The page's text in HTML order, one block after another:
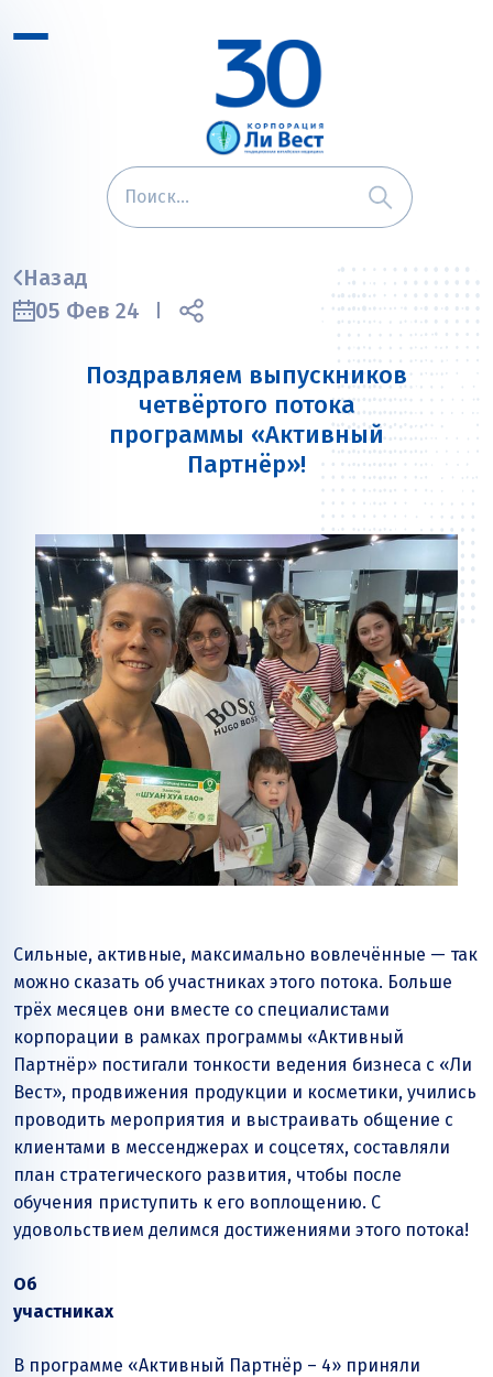
Назад
05 Фев 24
Поздравляем выпускников
четвёртого потока
программы «Активный
Партнёр»!
Сильные, активные, максимально вовлечённые — так
можно сказать об участниках этого потока. Больше
трёх месяцев они вместе со специалистами
корпорации в рамках программы «Активный
Партнёр» постигали тонкости ведения бизнеса с «Ли
Вест», продвижения продукции и косметики, учились
проводить мероприятия и выстраивать общение с
клиентами в мессенджерах и соцсетях, составляли
план стратегического развития, чтобы после
обучения приступить к его воплощению. С
удовольствием делимся достижениями этого потока!
Об
участниках
В программе «Активный Партнёр – 4» приняли